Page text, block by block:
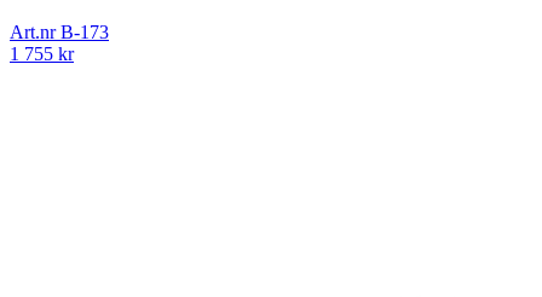
Art.nrB-173
1 755 kr